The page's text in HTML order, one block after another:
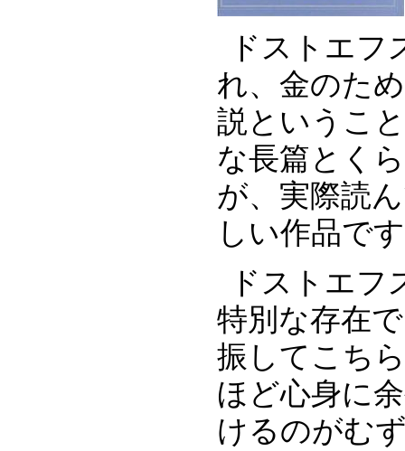
ドストエフ
れ、金のた
説というこ
な長篇とく
が、実際読
しい作品で
ドストエフ
特別な存在
振してこち
ほど心身に
けるのがむ